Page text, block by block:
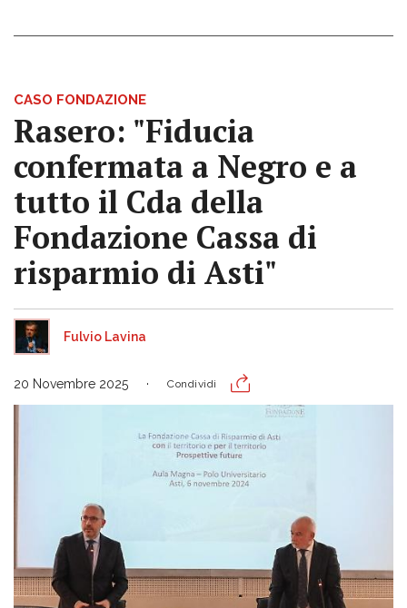
CASO FONDAZIONE
Rasero: "Fiducia
confermata a Negro e a
tutto il Cda della
Fondazione Cassa di
risparmio di Asti"
Fulvio Lavina
20 Novembre 2025 Condividi